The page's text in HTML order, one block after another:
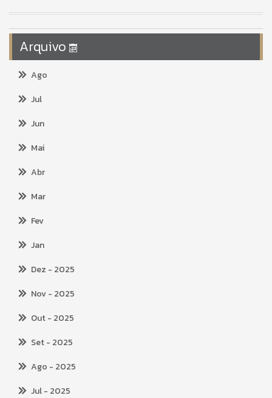
Arquivo
Ago
Jul
Jun
Mai
Abr
Mar
Fev
Jan
Dez - 2025
Nov- 2025
Out- 2025
Set- 2025
Ago - 2025
Jul- 2025